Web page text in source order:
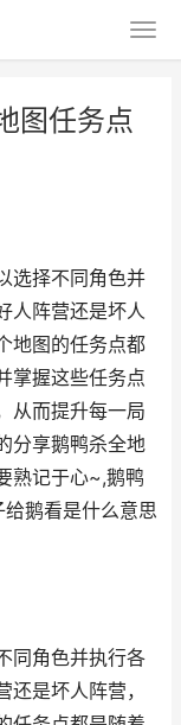
图任务点
选择不同角色并
人阵营还是坏人
地图的任务点都
掌握这些任务点
从而提升每一局
分享鹅鸭杀全地
熟记于心~,鹅鸭
鹅看是什么意思
同角色并执行各
是坏人阵营，